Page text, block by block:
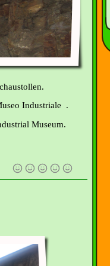
Industriale .
Museum.